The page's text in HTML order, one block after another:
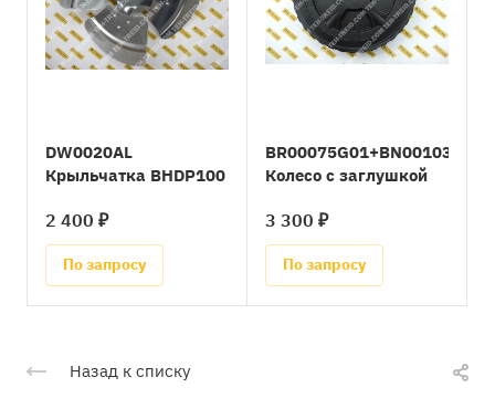
DW0020AL
Крыльчатка BHDP100
2 400 ₽
По запросу
BR00075G01+BN00103G01
Колесо с заглушкой
3 300 ₽
По запросу
Назад к списку